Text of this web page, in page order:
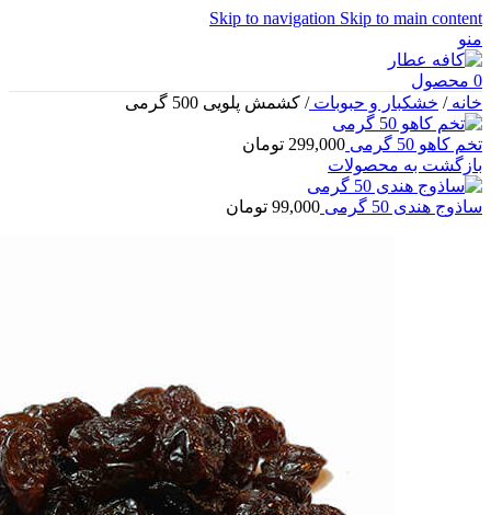
Skip to navigation Skip to main content
منو
0 محصول
خانه/ خشکبار و حبوبات/ کشمش پلویی 500 گرمی
تخم کاهو 50 گرمی 299,000 تومان
بازگشت به محصولات
ساذوج هندی 50 گرمی 99,000 تومان